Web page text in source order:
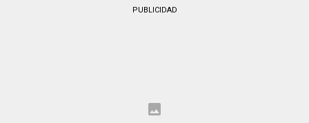
PUBLICIDAD